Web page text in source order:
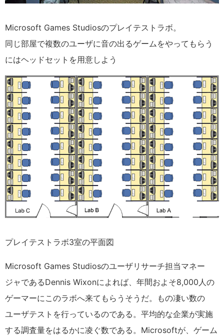
Microsoft Games Studiosのプレイテストラボ。
同じ部屋で複数のユーザに音の出るゲームをやってもらう
にはヘッドセットを用意しよう
プレイテストラボ3室の平面図
Microsoft Games Studiosのユーザリサーチ担当マネー
ジャであるDennis Wixonによれば、年間およそ8,000人の
ゲーマーにこのラボへ来てもらうそうだ。もの凄い数の
ユーザテストを行っているのである。平均的な企業が実施
する調査量をはるかに凌ぐ数である。Microsoftが、ゲーム